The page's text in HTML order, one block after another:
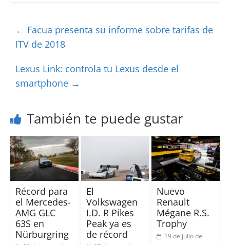
← Facua presenta su informe sobre tarifas de
ITV de 2018
Lexus Link: controla tu Lexus desde el
smartphone →
También te puede gustar
Récord para
el Mercedes-
AMG GLC
63S en
Nürburgring
El
Volkswagen
I.D. R Pikes
Peak ya es
de récord
Nuevo
Renault
Mégane R.S.
Trophy
19 de julio de